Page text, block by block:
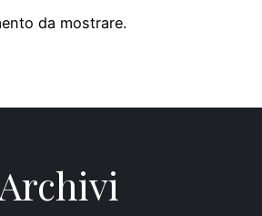
da mostrare.